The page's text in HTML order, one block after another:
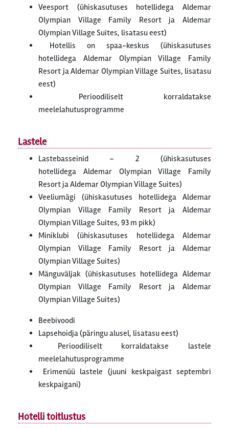
Veesport (ühiskasutuses hotellidega Aldemar
Olympian Village Family Resort ja Aldemar
Olympian Village Suites, lisatasu eest)
Hotellis on spaa-keskus (ühiskasutuses
hotellidega Aldemar Olympian Village Family
Resort ja Aldemar Olympian Village Suites, lisatasu
eest)
Perioodiliselt korraldatakse
meelelahutusprogramme
Lastele
Lastebasseinid – 2 (ühiskasutuses
hotellidega Aldemar Olympian Village Family
Resort ja Aldemar Olympian Village Suites)
Veeliumägi (ühiskasutuses hotellidega Aldemar
Olympian Village Family Resort ja Aldemar
Olympian Village Suites, 93 m pikk)
Miniklubi (ühiskasutuses hotellidega Aldemar
Olympian Village Family Resort ja Aldemar
Olympian Village Suites)
Mänguväljak (ühiskasutuses hotellidega Aldemar
Olympian Village Family Resort ja Aldemar
Olympian Village Suites)
Beebivoodi
Lapsehoidja (päringu alusel, lisatasu eest)
Perioodiliselt korraldatakse lastele
meelelahutusprogramme
Erimenüü lastele (juuni keskpaigast septembri
keskpaigani)
Hotelli toitlustus